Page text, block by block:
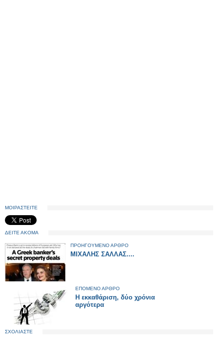
ΜΟΙΡΑΣΤΕΙΤΕ
ΔΕΙΤΕ ΑΚΟΜΑ
ΠΡΟΗΓΟΥΜΕΝΟ ΑΡΘΡΟ
ΜΙΧΑΛΗΣ ΣΑΛΛΑΣ....
ΕΠΟΜΕΝΟ ΑΡΘΡΟ
Η εκκαθάριση, δύο χρόνια
αργότερα
ΣΧΟΛΙΑΣΤΕ